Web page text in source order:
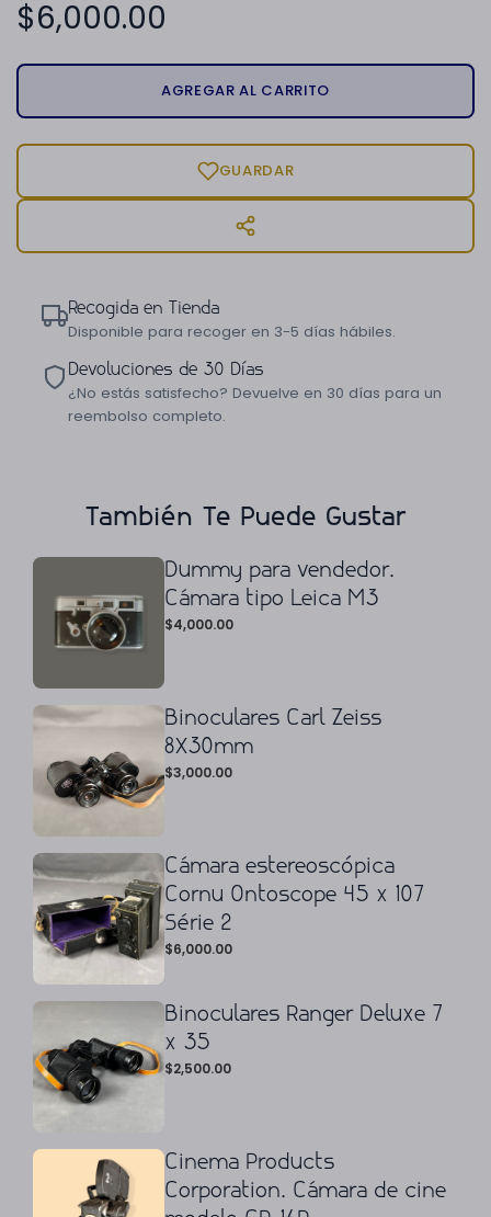
$6,000.00
AGREGAR AL CARRITO
GUARDAR
Recogida en Tienda
Disponible para recoger en 3-5 días hábiles.
Devoluciones de 30 Días
¿No estás satisfecho? Devuelve en 30 días para un
reembolso completo.
También Te Puede Gustar
Dummy para vendedor.
Cámara tipo Leica M3
$4,000.00
Binoculares Carl Zeiss
8X30mm
$3,000.00
Cámara estereoscópica
Cornu Ontoscope 45 x 107
Série 2
$6,000.00
Binoculares Ranger Deluxe 7
x 35
$2,500.00
Cinema Products
Corporation. Cámara de cine